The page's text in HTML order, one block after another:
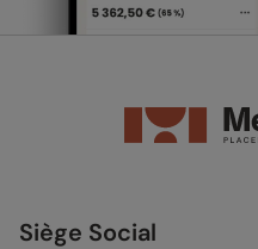
Siège Social